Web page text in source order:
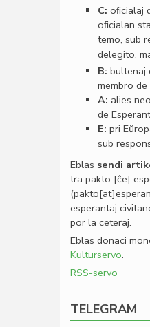
C: oﬁcialaj
oﬁcialan
temo, sub
delegito,
B: bultenaj
membro
A: alies
de
E: pri
sub
Eblas sendi
tra pakto [ĉe]
esperantaj
por la ceteraj.
Eblas donaci
Kulturservo.
RSS-servo
TELEGRAM